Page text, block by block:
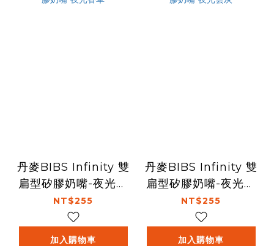
丹麥BIBS Infinity 雙
扁型矽膠奶嘴-夜光香
草
NT$255
加入購物車
丹麥BIBS Infinity 雙
扁型矽膠奶嘴-夜光雲
灰
NT$255
加入購物車